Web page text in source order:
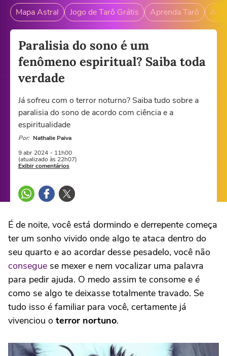
Mapa Astral Jogo de Tarô Grátis Aprenda Tarô
Paralisia do sono é um
fenômeno espiritual? Saiba toda
verdade
Já sofreu com o terror noturno? Saiba tudo sobre a
paralisia do sono de acordo com ciência e a
espiritualidade
Por: Nathalie Paiva
9 abr 2024 - 11h00
(atualizado às 22h07)
Exibir comentários
É de noite, você está dormindo e derrepente começa
ter um sonho vivido onde algo te ataca dentro do
seu quarto e ao acordar desse pesadelo, você não
consegue se mexer e nem vocalizar uma palavra
para pedir ajuda. O medo assim te consome e é
como se algo te deixasse totalmente travado. Se
tudo isso é familiar para você, certamente já
vivenciou o terror nortuno.